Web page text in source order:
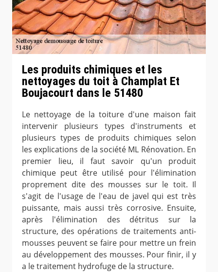
Les produits chimiques et les
nettoyages du toit à Champlat Et
Boujacourt dans le 51480
Le nettoyage de la toiture d'une maison fait
intervenir plusieurs types d'instruments et
plusieurs types de produits chimiques selon
les explications de la société ML Rénovation. En
premier lieu, il faut savoir qu'un produit
chimique peut être utilisé pour l'élimination
proprement dite des mousses sur le toit. Il
s'agit de l'usage de l'eau de javel qui est très
puissante, mais aussi très corrosive. Ensuite,
après l'élimination des détritus sur la
structure, des opérations de traitements anti-
mousses peuvent se faire pour mettre un frein
au développement des mousses. Pour finir, il y
a le traitement hydrofuge de la structure.